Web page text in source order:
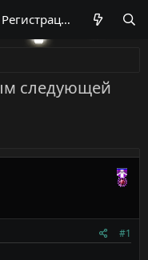
Регистрация
следующей
#1